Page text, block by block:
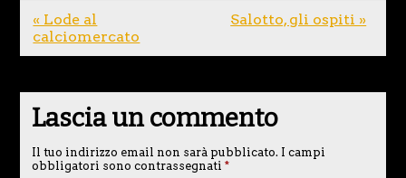
« Lode al
calciomercato
Salotto, gli ospiti »
Lascia un commento
Il tuo indirizzo email non sarà pubblicato. I campi
obbligatori sono contrassegnati *